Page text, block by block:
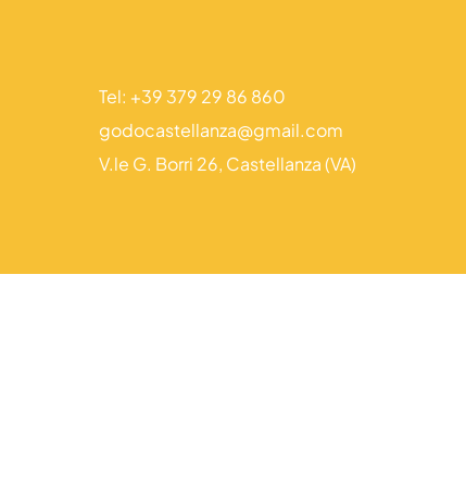
Tel: +39 379 29 86 860
godocastellanza@gmail.com
V.le G. Borri 26, Castellanza (VA)